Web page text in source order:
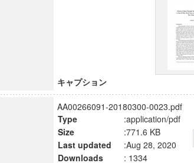
キャプション
AA00266091-20180300-0023.pdf
Type
:application/pdf
Size
:771.6 KB
Last updated
:Aug 28, 2020
Downloads
: 1334